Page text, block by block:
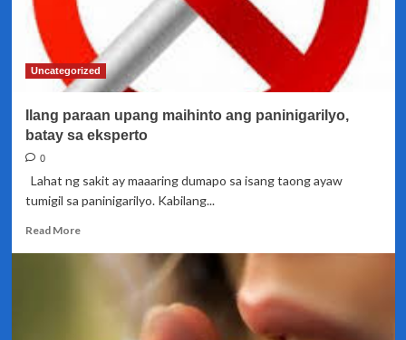
Uncategorized
Ilang paraan upang maihinto ang paninigarilyo,
batay sa eksperto
0
Lahat ng sakit ay maaaring dumapo sa isang taong ayaw
tumigil sa paninigarilyo. Kabilang...
Read MoreRead